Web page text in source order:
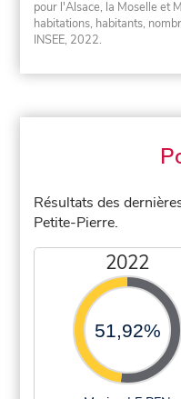
pour l'Alsace, la Moselle et
habitations, habitants,
INSEE, 2022.
Résultats des
Petite-Pierre.
2022
51,92%